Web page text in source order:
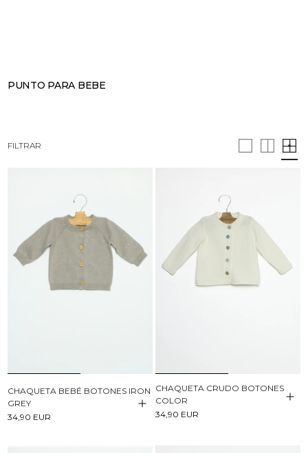
PUNTO PARA BEBE
FILTRAR
CHAQUETA BEBÉ BOTONES IRON
GREY
34,90 EUR
CHAQUETA CRUDO BOTONES
COLOR
34,90 EUR